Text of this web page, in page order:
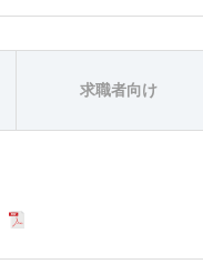
求職者向け